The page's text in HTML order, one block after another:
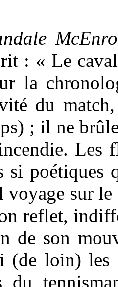
: « Le
la
du
; il ne
Les
si
voyage sur
reflet,
de son
(de loin) les
du